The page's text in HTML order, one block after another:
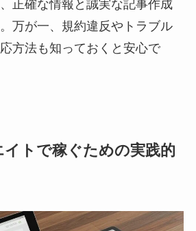
正確な情報と誠実な記事作成
万が一、規約違反やトラブル
方法も知っておくと安心で
トで稼ぐための実践的